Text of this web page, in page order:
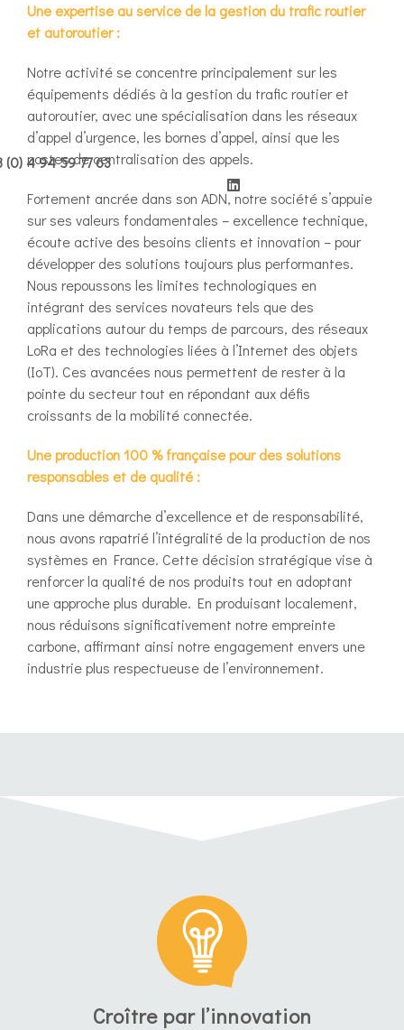
(0) 4 94 59 77 63
Une expertise au service de la gestion du trafic routier
et autoroutier :
Notre activité se concentre principalement sur les
équipements dédiés à la gestion du trafic routier et
autoroutier, avec une spécialisation dans les réseaux
d’appel d’urgence, les bornes d’appel, ainsi que les
postes de centralisation des appels.
Fortement ancrée dans son ADN, notre société s’appuie
sur ses valeurs fondamentales – excellence technique,
écoute active des besoins clients et innovation – pour
développer des solutions toujours plus performantes.
Nous repoussons les limites technologiques en
intégrant des services novateurs tels que des
applications autour du temps de parcours, des réseaux
LoRa et des technologies liées à l’Internet des objets
(IoT). Ces avancées nous permettent de rester à la
pointe du secteur tout en répondant aux défis
croissants de la mobilité connectée.
Une production 100 % française pour des solutions
responsables et de qualité :
Dans une démarche d’excellence et de responsabilité,
nous avons rapatrié l’intégralité de la production de nos
systèmes en France. Cette décision stratégique vise à
renforcer la qualité de nos produits tout en adoptant
une approche plus durable. En produisant localement,
nous réduisons significativement notre empreinte
carbone, affirmant ainsi notre engagement envers une
industrie plus respectueuse de l’environnement.
Croître par l’innovation